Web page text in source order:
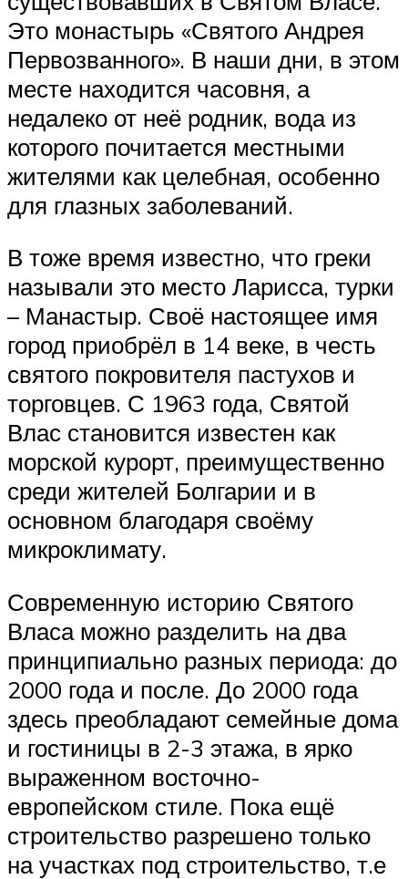
Это монастырь «Святого Андрея
Первозванного». В наши дни, в этом
месте находится часовня, а
недалеко от неё родник, вода из
которого почитается местными
жителями как целебная, особенно
для глазных заболеваний.
В тоже время известно, что греки
называли это место Ларисса, турки
– Манастыр. Своё настоящее имя
город приобрёл в 14 веке, в честь
святого покровителя пастухов и
торговцев. С 1963 года, Святой
Влас становится известен как
морской курорт, преимущественно
среди жителей Болгарии и в
основном благодаря своёму
микроклимату.
Современную историю Святого
Власа можно разделить на два
принципиально разных периода: до
2000 года и после. До 2000 года
здесь преобладают семейные дома
и гостиницы в 2-3 этажа, в ярко
выраженном восточно-
европейском стиле. Пока ещё
строительство разрешено только
на участках под строительство, т.е